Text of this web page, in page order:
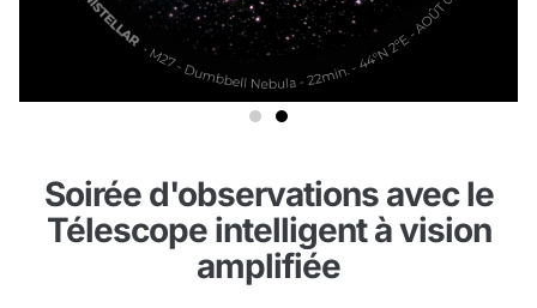
Soirée d'observations avec le
Télescope intelligent à vision
amplifiée